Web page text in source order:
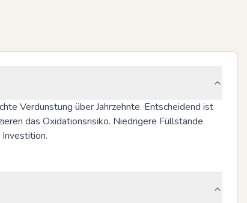
Verdunstung über Jahrzehnte. Entscheidend ist
das Oxidationsrisiko. Niedrigere Füllstände